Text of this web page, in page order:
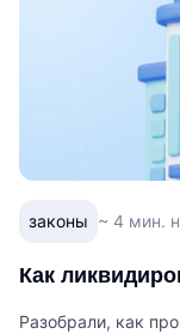
законы ~ 4 мин.
Как
Разобрали, как